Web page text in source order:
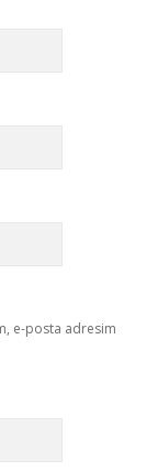
e-posta adresim